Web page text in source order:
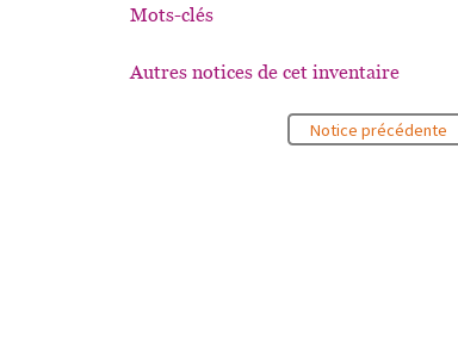
Mots-clés
Autres notices de cet inventaire
Notice précédente